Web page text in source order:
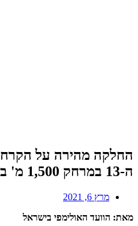
החלקה מהירה על
ה-13 במרחק 1,500 מ' באליפות העולם בהולנד
מרץ 6, 2021
מאת: הוועד האולימפי בישראל